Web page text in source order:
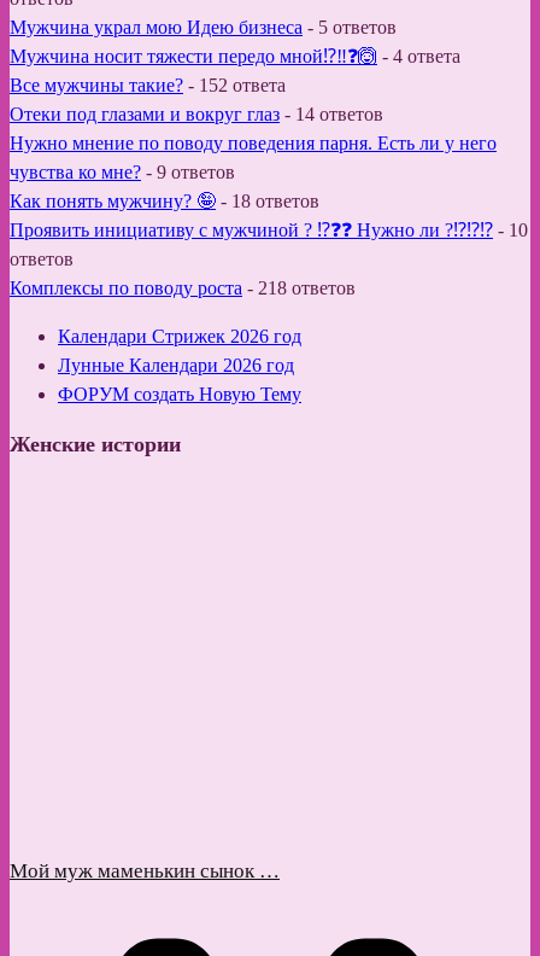
Мужчина украл мою Идею бизнеса - 5 ответов
Мужчина носит тяжести передо мной⁉️‼️❓🙆 - 4 ответа
Все мужчины такие? - 152 ответа
Отеки под глазами и вокруг глаз - 14 ответов
Нужно мнение по поводу поведения парня. Есть ли у него
чувства ко мне? - 9 ответов
Как понять мужчину? 🤪 - 18 ответов
Проявить инициативу с мужчиной ? ⁉️❓❓ Нужно ли ?⁉️⁉️⁉️ - 10
ответов
Комплексы по поводу роста - 218 ответов
Календари Стрижек 2026 год
Лунные Календари 2026 год
ФОРУМ создать Новую Тему
Женские истории
Мой муж маменькин сынок …